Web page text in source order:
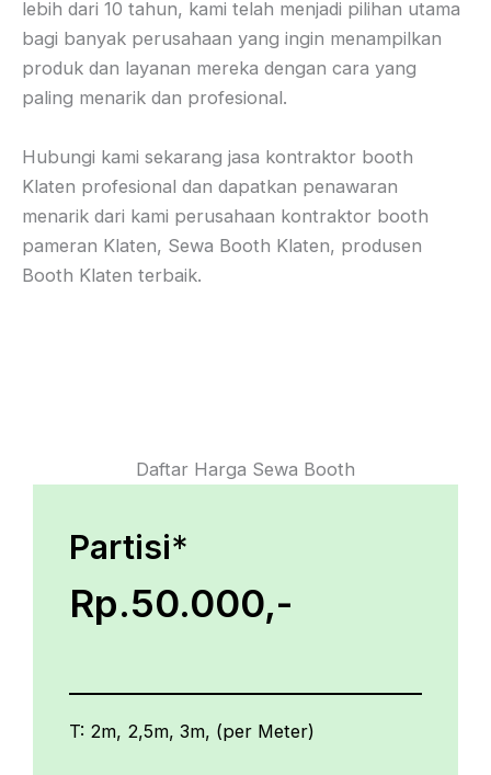
lebih dari 10 tahun, kami telah menjadi pilihan utama
bagi banyak perusahaan yang ingin menampilkan
produk dan layanan mereka dengan cara yang
paling menarik dan profesional.
Hubungi kami sekarang jasa kontraktor booth
Klaten profesional dan dapatkan penawaran
menarik dari kami perusahaan kontraktor booth
pameran Klaten, Sewa Booth Klaten, produsen
Booth Klaten terbaik.
Daftar Harga Sewa Booth
Partisi*
Rp.50.000,-
T: 2m, 2,5m, 3m, (per Meter)